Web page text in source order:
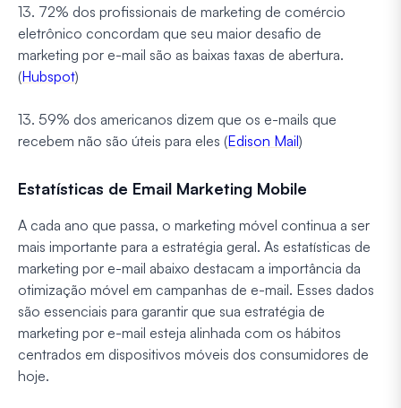
13. 72% dos profissionais de marketing de comércio
eletrônico concordam que seu maior desafio de
marketing por e-mail são as baixas taxas de abertura.
(Hubspot)
13. 59% dos americanos dizem que os e-mails que
recebem não são úteis para eles (Edison Mail)
Estatísticas de Email Marketing Mobile
A cada ano que passa, o marketing móvel continua a ser
mais importante para a estratégia geral. As estatísticas de
marketing por e-mail abaixo destacam a importância da
otimização móvel em campanhas de e-mail. Esses dados
são essenciais para garantir que sua estratégia de
marketing por e-mail esteja alinhada com os hábitos
centrados em dispositivos móveis dos consumidores de
hoje.